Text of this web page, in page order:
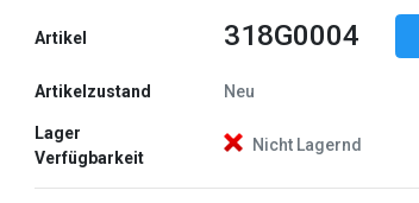
Artikel 318G0004
Artikelzustand Neu
Lager
Verfügbarkeit
Nicht Lagernd